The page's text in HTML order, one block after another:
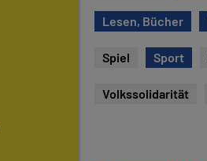
Lesen, Bücher
Spiel Sport
Volkssolidarität